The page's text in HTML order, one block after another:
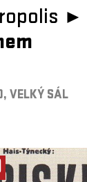
►
VELKÝ SÁL